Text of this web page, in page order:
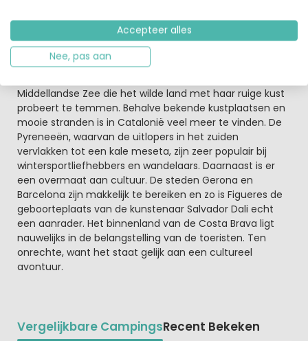
Laat je betoveren
De betovering die van Catalonië uitgaat, zijn de ruige
bergen met indrukwekkende rivieren in het noorden en
in het zuiden de bijna dorre vlakten die uitlopen in de
Middellandse Zee die het wilde land met haar ruige kust
probeert te temmen. Behalve bekende kustplaatsen en
mooie stranden is in Catalonië veel meer te vinden. De
Pyreneeën, waarvan de uitlopers in het zuiden
vervlakken tot een kale meseta, zijn zeer populair bij
wintersportliefhebbers en wandelaars. Daarnaast is er
een overmaat aan cultuur. De steden Gerona en
Barcelona zijn makkelijk te bereiken en zo is Figueres de
geboorteplaats van de kunstenaar Salvador Dali echt
een aanrader. Het binnenland van de Costa Brava ligt
nauwelijks in de belangstelling van de toeristen. Ten
onrechte, want het staat gelijk aan een cultureel
avontuur.
Vergelijkbare CampingsRecent Bekeken
Accepteer alles
Nee, pas aan